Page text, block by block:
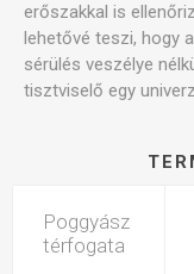
erőszakkal is
lehetővé teszi, hogy
sérülés veszélye
tisztviselő egy
Poggyász
térfogata